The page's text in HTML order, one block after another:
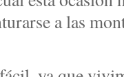
a las